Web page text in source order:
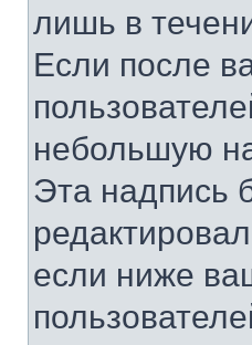
лишь в
Если после
небольшую
Эта надпись
если ниже